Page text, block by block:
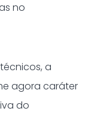
no
a
agora caráter
do